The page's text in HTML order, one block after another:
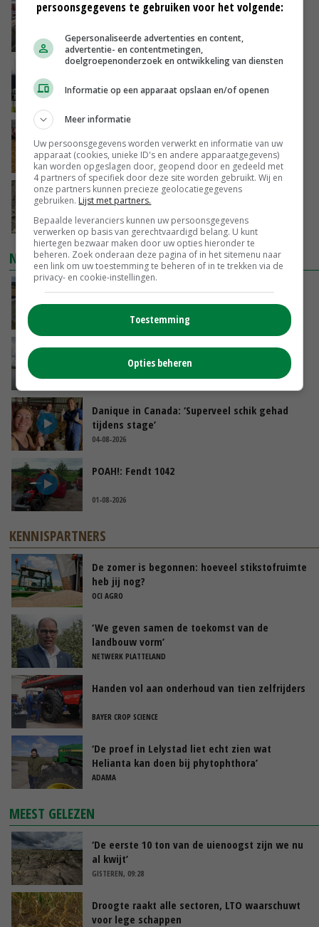
‘Door hittegolf is aantal terugkomers bij
VANDAAG, 06:19
juni
varkensvleesketen
GISTEREN, 15:29
Emmeloord noteert eerste zaaiuien op
maximaal 20 euro
GISTEREN, 14:59
NIEUWSTE VIDEO'S
Droogte veroorzaakt steeds meer problemen:
‘Bassin afgelopen week al leeg’
GISTEREN, 14:06
Koeien van enige drijvende boerderij ter
wereld zijn te koop
GISTEREN, 12:00
Danique in Canada: ‘Superveel schik gehad
tijdens stage’
04-08-2026
POAH!: Fendt 1042
01-08-2026
KENNISPARTNERS
De zomer is begonnen: hoeveel stikstofruimte
heb jij nog?
OCI AGRO
‘We geven samen de toekomst van de
landbouw vorm’
NETWERK PLATTELAND
Handen vol aan onderhoud van tien zelfrijders
BAYER CROP SCIENCE
‘De proef in Lelystad liet echt zien wat
Helianta kan doen bij phytophthora’
ADAMA
MEEST GELEZEN
‘De eerste 10 ton van de uienoogst zijn we nu
al kwijt’
GISTEREN, 09:28
Droogte raakt alle sectoren, LTO waarschuwt
voor lege schappen
persoonsgegevens te gebruiken voor het volgende:
Gepersonaliseerde advertenties en content,
advertentie- en contentmetingen,
doelgroepenonderzoek en ontwikkeling van diensten
Informatie op een apparaat opslaan en/of openen
Meer informatie
Uw persoonsgegevens worden verwerkt en informatie van uw
apparaat (cookies, unieke ID's en andere apparaatgegevens)
kan worden opgeslagen door, geopend door en gedeeld met
4 partners of specifiek door deze site worden gebruikt. Wij en
onze partners kunnen precieze geolocatiegegevens
gebruiken. Lijst met partners.
Bepaalde leveranciers kunnen uw persoonsgegevens
verwerken op basis van gerechtvaardigd belang. U kunt
hiertegen bezwaar maken door uw opties hieronder te
beheren. Zoek onderaan deze pagina of in het sitemenu naar
een link om uw toestemming te beheren of in te trekken via de
privacy- en cookie-instellingen.
Toestemming
Opties beheren